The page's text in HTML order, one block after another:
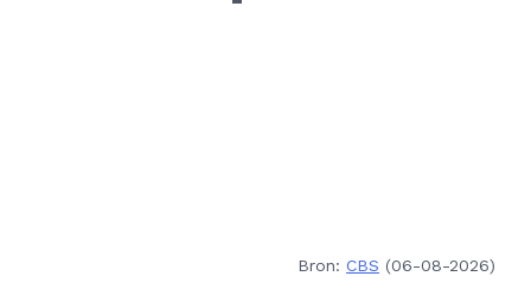
Bron: CBS (06-08-2026)